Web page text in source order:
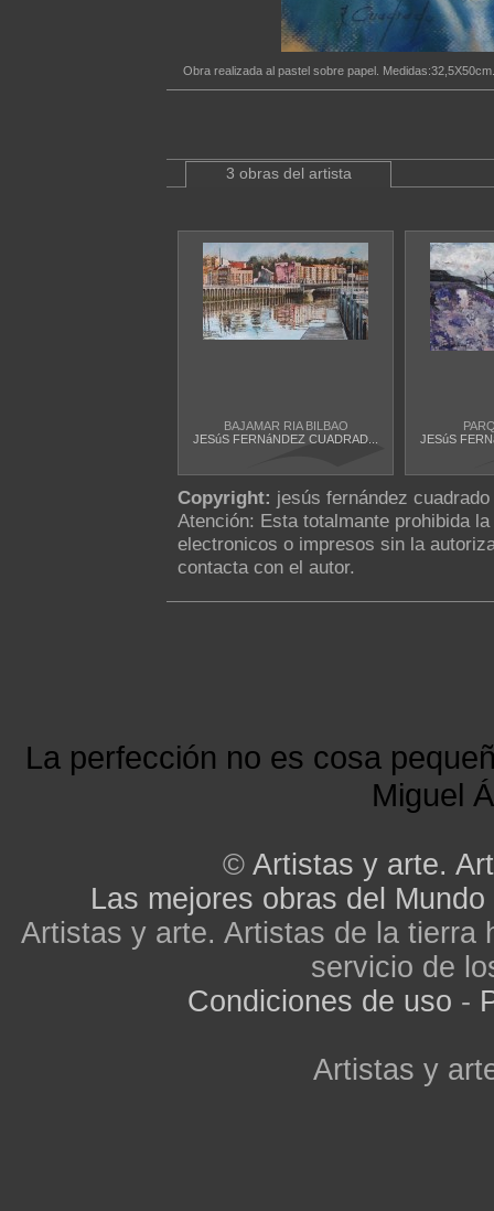
Obra realizada al pastel sobre papel.
3 obras del artista
BAJAMAR RIA BILBAO
JESúS FERNáNDEZ CUADRAD...
JESúS
Copyright: jesús fernández
Atención: Esta totalmante prohibida
electronicos o impresos sin la
contacta con el autor.
La perfección no es cosa
Miguel
© Artistas y arte.
Las mejores obras del Mundo
Artistas y arte. Artistas de la tierra
servicio de
Condiciones de uso -
Artistas y